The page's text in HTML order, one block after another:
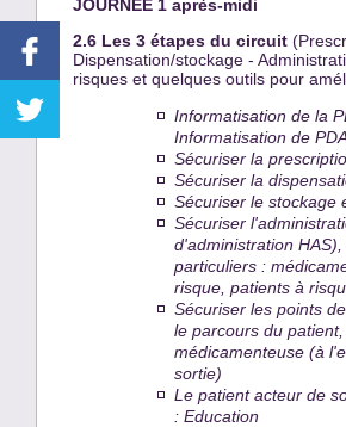
JOURNEE 1 après-midi
2.6 Les 3 étapes du circuit
Dispensation/stockage -
risques et quelques outils pour
Informatisation de la
Informatisation de
Sécuriser la
Sécuriser la
Sécuriser le stockage
Sécuriser
d'administration HAS),
particuliers :
risque, patients à
Sécuriser les points
le parcours du
médicamenteuse (à
sortie)
Le patient acteur de
: Education